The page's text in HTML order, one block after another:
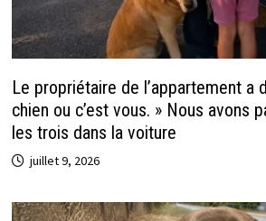
Le propriétaire de l’appartement a
chien ou c’est vous. » Nous avons
les trois dans la voiture
juillet 9, 2026